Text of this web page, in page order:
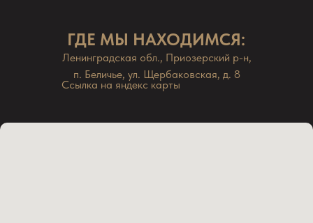
ГДЕ МЫ НАХОДИМСЯ:
Ссылка на яндекс карты
Ленинградская обл., Приозерский р-н,
п. Беличье, ул. Щербаковская, д. 8